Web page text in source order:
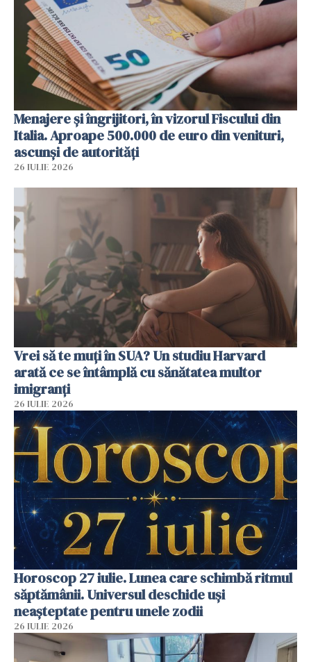
Menajere și îngrijitori, în vizorul Fiscului din
Italia. Aproape 500.000 de euro din venituri,
ascunși de autorități
26 IULIE 2026
Vrei să te muți în SUA? Un studiu Harvard
arată ce se întâmplă cu sănătatea multor
imigranți
26 IULIE 2026
Horoscop 27 iulie. Lunea care schimbă ritmul
săptămânii. Universul deschide uși
neașteptate pentru unele zodii
26 IULIE 2026